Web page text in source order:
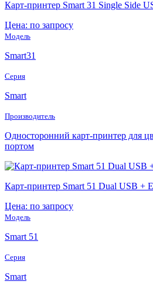
Карт-принтер Smart 31 Single Side
Цена: по запросу
Модель
Smart31
Серия
Smart
Производитель
Односторонний карт-принтер для
портом
Карт-принтер Smart 51 Dual USB +
Цена: по запросу
Модель
Smart 51
Серия
Smart